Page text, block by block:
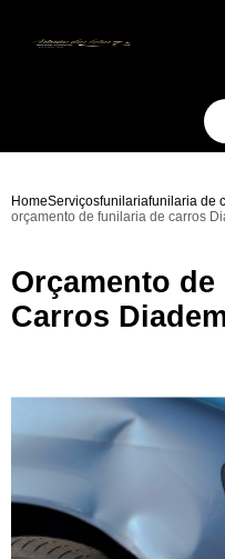
HomeServiçosfunilariafunilaria de
orçamento de funilaria de carros
Orçamento
Carros